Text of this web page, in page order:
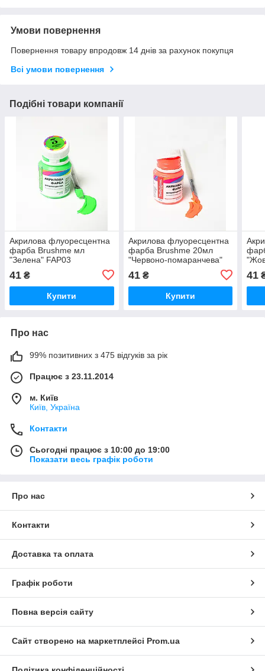
Умови повернення
Повернення товару впродовж 14 днів за рахунок покупця
Всі умови повернення
Подібні товари компанії
Акрилова флуоресцентна
фарба Brushme мл
"Зелена" FAP03
41 ₴
Купити
Акрилова флуоресцентна
фарба Brushme 20мл
"Червоно-помаранчева"
41₴
Купити
41
Про нас
99% позитивних з 475 відгуків за рік
Працює з 23.11.2014
м. Київ
Київ, Україна
Контакти
Сьогодні працює з 10:00 до 19:00
Показати весь графік роботи
Про нас
Контакти
Доставка та оплата
Графік роботи
Повна версія сайту
Сайт створено на маркетплейсі Prom.ua